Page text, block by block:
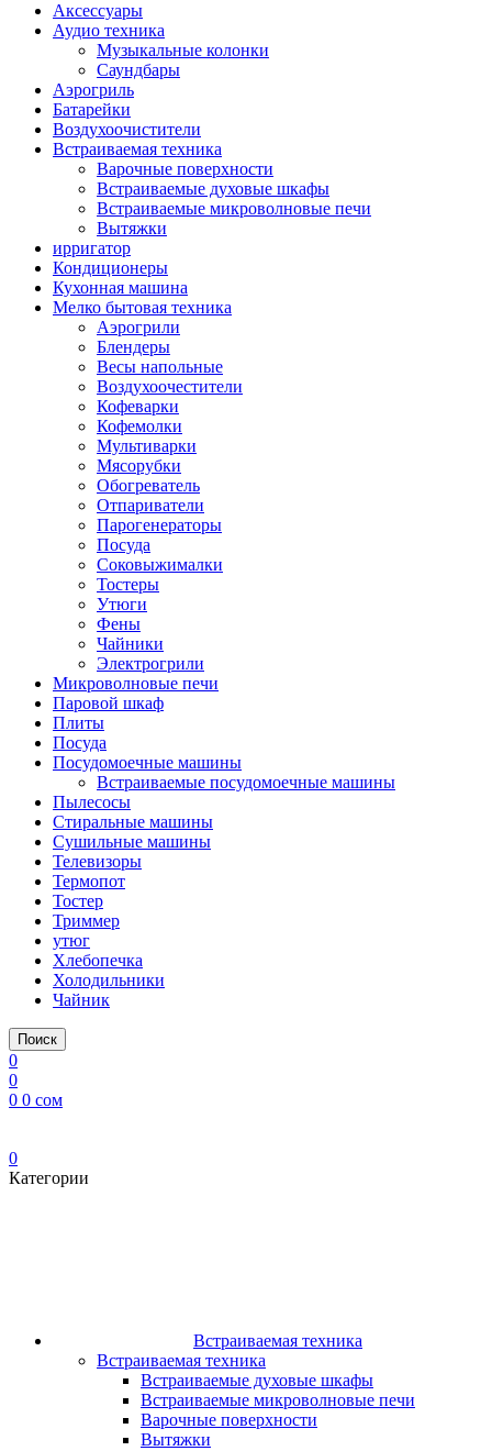
Аксессуары
Аудио техника
Музыкальные колонки
Саундбары
Аэрогриль
Батарейки
Воздухоочистители
Встраиваемая техника
Варочные поверхности
Встраиваемые духовые шкафы
Встраиваемые микроволновые печи
Вытяжки
ирригатор
Кондиционеры
Кухонная машина
Мелко бытовая техника
Аэрогрили
Блендеры
Весы напольные
Воздухоочестители
Кофеварки
Кофемолки
Мультиварки
Мясорубки
Обогреватель
Отпариватели
Парогенераторы
Посуда
Соковыжималки
Тостеры
Утюги
Фены
Чайники
Электрогрили
Микроволновые печи
Паровой шкаф
Плиты
Посуда
Посудомоечные машины
Встраиваемые посудомоечные машины
Пылесосы
Стиральные машины
Сушильные машины
Телевизоры
Термопот
Тостер
Триммер
утюг
Хлебопечка
Холодильники
Чайник
Поиск
0
0
0 0 сом
0
Категории
Встраиваемая техника
Встраиваемая техника
Встраиваемые духовые шкафы​
Встраиваемые микроволновые печи​
Варочные поверхности​
Вытяжки